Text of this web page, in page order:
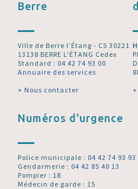
Berre
Ville de Berre l’Étang - CS 30221
13138 BERRE L'ÉTANG Cedex
Standard : 04 42 74 93 00
Annuaire des services
+ Nous contacter
Numéros d'urgence
Police municipale : 04 42 74 93 93
Gendarmerie : 04 42 85 40 13
Pompier : 18
Médecin de garde : 15